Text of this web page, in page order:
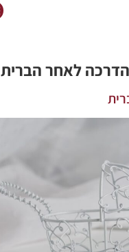
הדרכה לאחר הברית